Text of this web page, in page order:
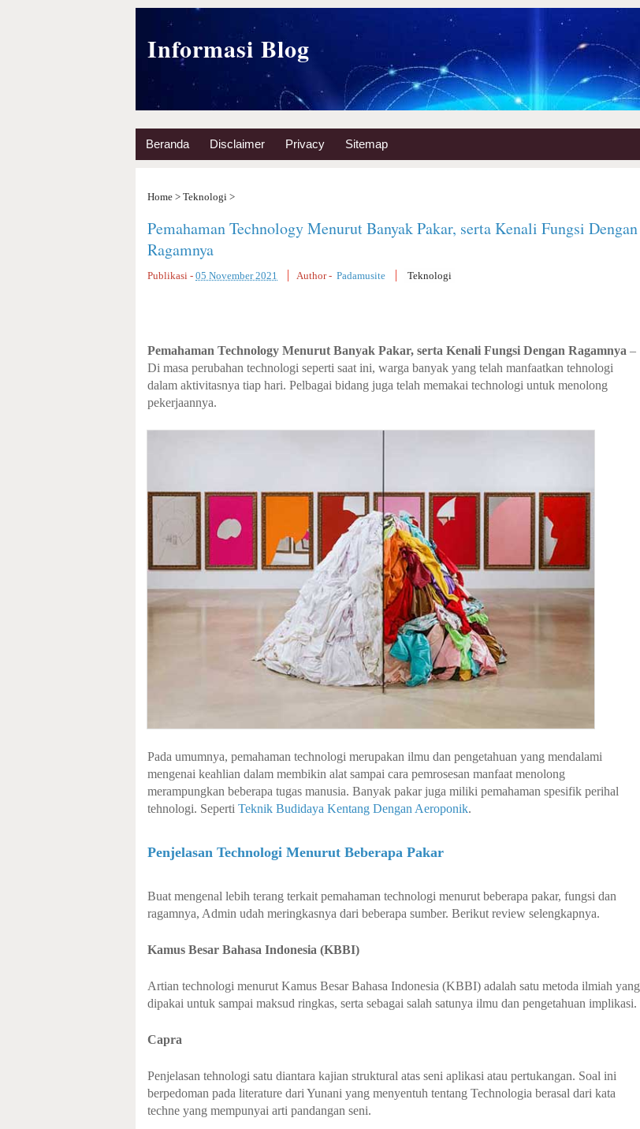
Informasi Blog
Beranda Disclaimer Privacy Sitemap
Home > Teknologi >
Pemahaman Technology Menurut Banyak Pakar, serta Kenali Fungsi Dengan
Ragamnya
Publikasi - 05 November 2021 Author - Padamusite Teknologi
Pemahaman Technology Menurut Banyak Pakar, serta Kenali Fungsi Dengan Ragamnya –
Di masa perubahan technologi seperti saat ini, warga banyak yang telah manfaatkan tehnologi
dalam aktivitasnya tiap hari. Pelbagai bidang juga telah memakai technologi untuk menolong
pekerjaannya.
Pada umumnya, pemahaman technologi merupakan ilmu dan pengetahuan yang mendalami
mengenai keahlian dalam membikin alat sampai cara pemrosesan manfaat menolong
merampungkan beberapa tugas manusia. Banyak pakar juga miliki pemahaman spesifik perihal
tehnologi. Seperti Teknik Budidaya Kentang Dengan Aeroponik.
Penjelasan Technologi Menurut Beberapa Pakar
Buat mengenal lebih terang terkait pemahaman technologi menurut beberapa pakar, fungsi dan
ragamnya, Admin udah meringkasnya dari beberapa sumber. Berikut review selengkapnya.
Kamus Besar Bahasa Indonesia (KBBI)
Artian technologi menurut Kamus Besar Bahasa Indonesia (KBBI) adalah satu metoda ilmiah yang
dipakai untuk sampai maksud ringkas, serta sebagai salah satunya ilmu dan pengetahuan implikasi.
Capra
Penjelasan tehnologi satu diantara kajian struktural atas seni aplikasi atau pertukangan. Soal ini
berpedoman pada literature dari Yunani yang menyentuh tentang Technologia berasal dari kata
techne yang mempunyai arti pandangan seni.